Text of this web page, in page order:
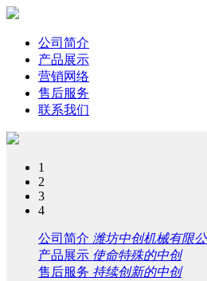
公司简介
产品展示
营销网络
售后服务
联系我们
1
2
3
4
公司简介 潍坊中创机械有限
产品展示 使命特殊的中创
售后服务 持续创新的中创